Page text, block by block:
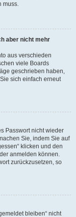
muss.
aber nicht mehr
aus verschieden
viele Boards
geschrieben haben,
sich einfach erneut
Passwort nicht wieder
Sie, indem Sie auf
klicken und den
anmelden können.
zurückzusetzen, so
bleiben“ nicht